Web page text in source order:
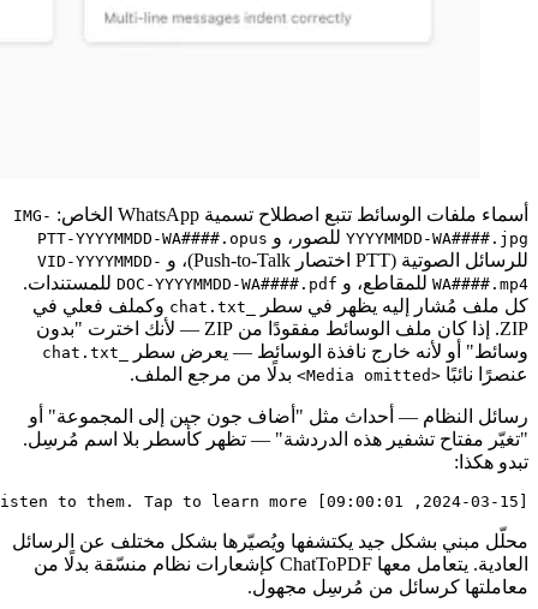
أسماء ملفات الوسائط تتبع اصطلاح تسمية WhatsApp الخاص:
IMG-
YYYYMMDD-WA####.jpg للصور، و PTT-YYYYMMDD-WA####.opus
للرسائل الصوتية (PTT اختصار Push-to-Talk)، و
VID-YYYYMMDD-
WA####.mp4 للمقاطع، و DOC-YYYYMMDD-WA####.pdf للمستندات.
كل ملف مُشار إليه يظهر في سطر
وكملف فعلي في
ZIP. إذا كان ملف الوسائط مفقودًا من ZIP — لأنك اخترت "بدون
وسائط" أو لأنه خارج نافذة الوسائط — يعرض سطر
عنصرًا نائبًا <Media omitted> بدلًا من مرجع الملف.
رسائل النظام — أحداث مثل "أضاف جون جين إلى المجموعة" أو
"تغيّر مفتاح تشفير هذه الدردشة" — تظهر كأسطر بلا اسم مُرسِل.
تبدو هكذا:
محلّل مبني بشكل جيد يكتشفها ويُصيّرها بشكل مختلف عن الرسائل
العادية. يتعامل معها ChatToPDF كإشعارات نظام منسّقة بدلًا من
معاملتها كرسائل من مُرسِل مجهول.